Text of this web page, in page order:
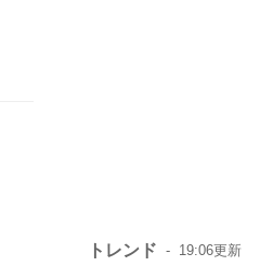
トレンド 19:06更新